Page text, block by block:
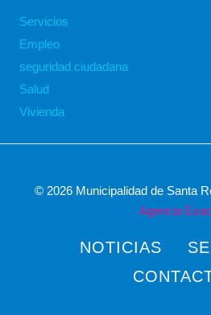
Servicios
Empleo
seguridad ciudadana
Salud
Vivienda
© 2026 Municipalidad de Santa
Agencia
NOTICIAS